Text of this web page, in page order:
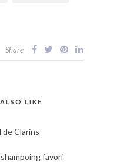
Share
LIKE
Clarins
favori